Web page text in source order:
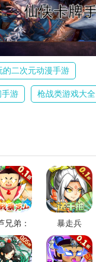
的二次元动漫手游
手游 枪战类游戏大全
兄弟：
永久
折扣
暴走兵
陆送千抽